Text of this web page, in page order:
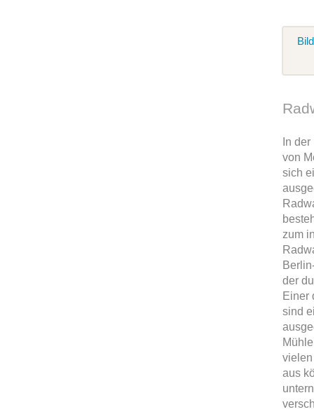
In
von
sich
zum
der
Einer
sind
aus